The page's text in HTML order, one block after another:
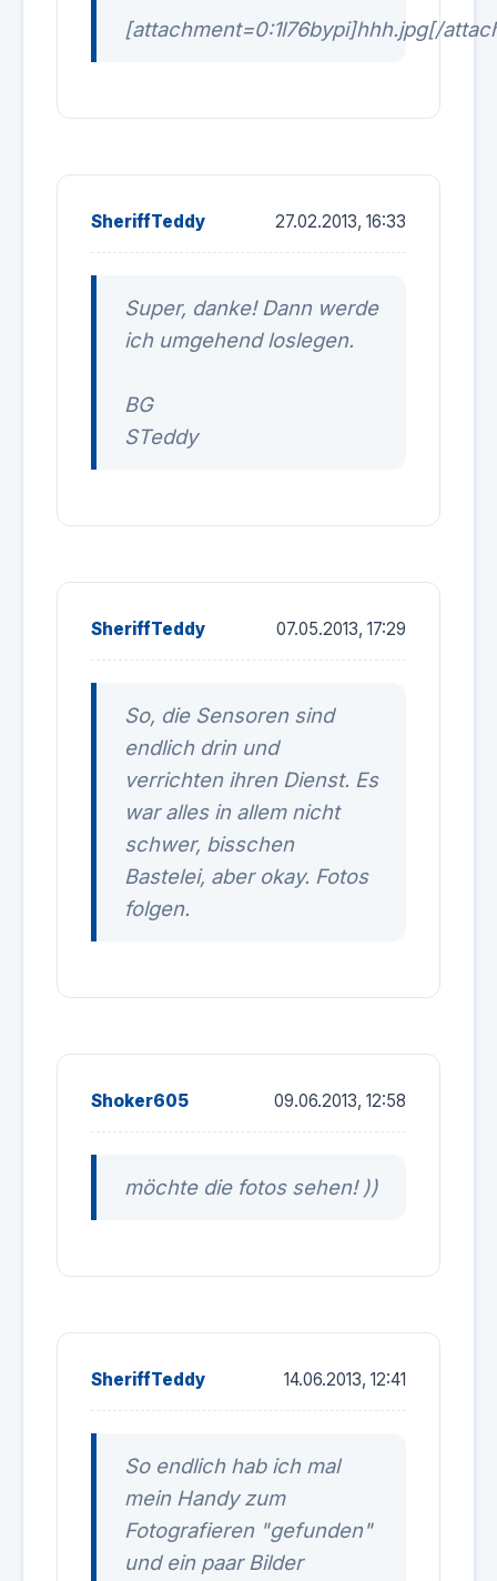
[attachment=0:1l76bypi]hhh.jpg[/
SheriffTeddy 27.02.2013, 16:33
Super, danke! Dann werde
ich umgehend loslegen.
BG
STeddy
SheriffTeddy 07.05.2013, 17:29
So, die Sensoren sind
endlich drin und
verrichten ihren Dienst. Es
war alles in allem nicht
schwer, bisschen
Bastelei, aber okay. Fotos
folgen.
Shoker605 09.06.2013, 12:58
möchte die fotos sehen! ))
SheriffTeddy 14.06.2013, 12:41
So endlich hab ich mal
mein Handy zum
Fotografieren "gefunden"
und ein paar Bilder